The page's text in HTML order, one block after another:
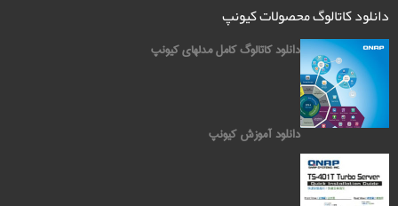
دانلود کاتالوگ محصولات کیونپ
دانلود کاتالوگ کامل مدلهای کیونپ
دانلود آموزش کیونپ